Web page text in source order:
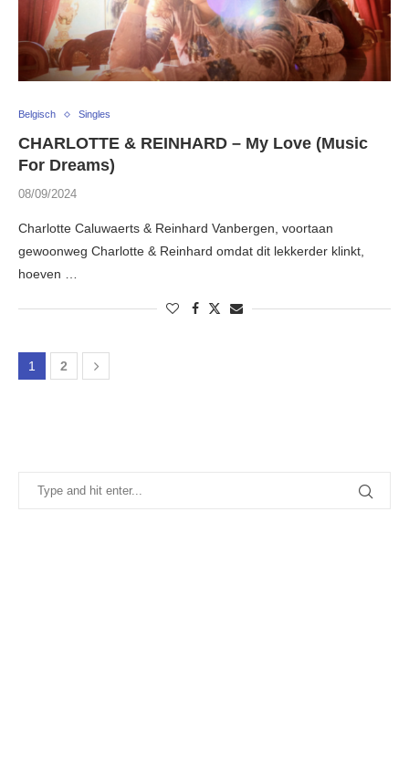
Belgisch Singles
CHARLOTTE & REINHARD – My Love (Music
For Dreams)
08/09/2024
Charlotte Caluwaerts & Reinhard Vanbergen, voortaan
gewoonweg Charlotte & Reinhard omdat dit lekkerder klinkt,
hoeven …
1 2